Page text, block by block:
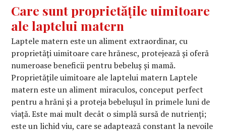
Care sunt proprietățile uimitoare
ale laptelui matern
Laptele matern este un aliment extraordinar, cu
proprietăți uimitoare care hrănesc, protejează și oferă
numeroase beneficii pentru bebeluș și mamă.
Proprietățile uimitoare ale laptelui matern Laptele
matern este un aliment miraculos, conceput perfect
pentru a hrăni și a proteja bebelușul în primele luni de
viață. Este mai mult decât o simplă sursă de nutrienți;
este un lichid viu, care se adaptează constant la nevoile